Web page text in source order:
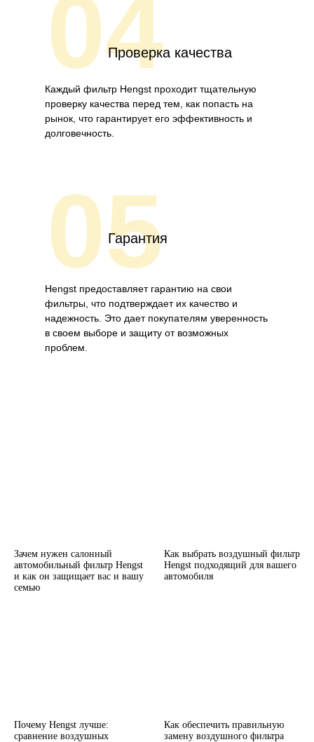
04Проверка качества
Каждый фильтр Hengst проходит тщательную
проверку качества перед тем, как попасть на
рынок, что гарантирует его эффективность и
долговечность.
05
Гарантия
Hengst предоставляет гарантию на свои
фильтры, что подтверждает их качество и
надежность. Это дает покупателям уверенность
в своем выборе и защиту от возможных
проблем.
Зачем нужен салонный
автомобильный фильтр Hengst
и как он защищает вас и вашу
семью
Как выбрать воздушный фильтр
Hengst подходящий для вашего
автомобиля
Почему Hengst лучше:
сравнение воздушных
Как обеспечить правильную
замену воздушного фильтра